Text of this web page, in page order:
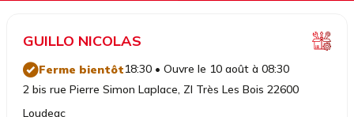
GUILLO NICOLAS
Ferme bientôt18:30 • Ouvre le 10 août à 08:30
2 bis rue Pierre Simon Laplace, ZI Très Les Bois 22600
Loudeac